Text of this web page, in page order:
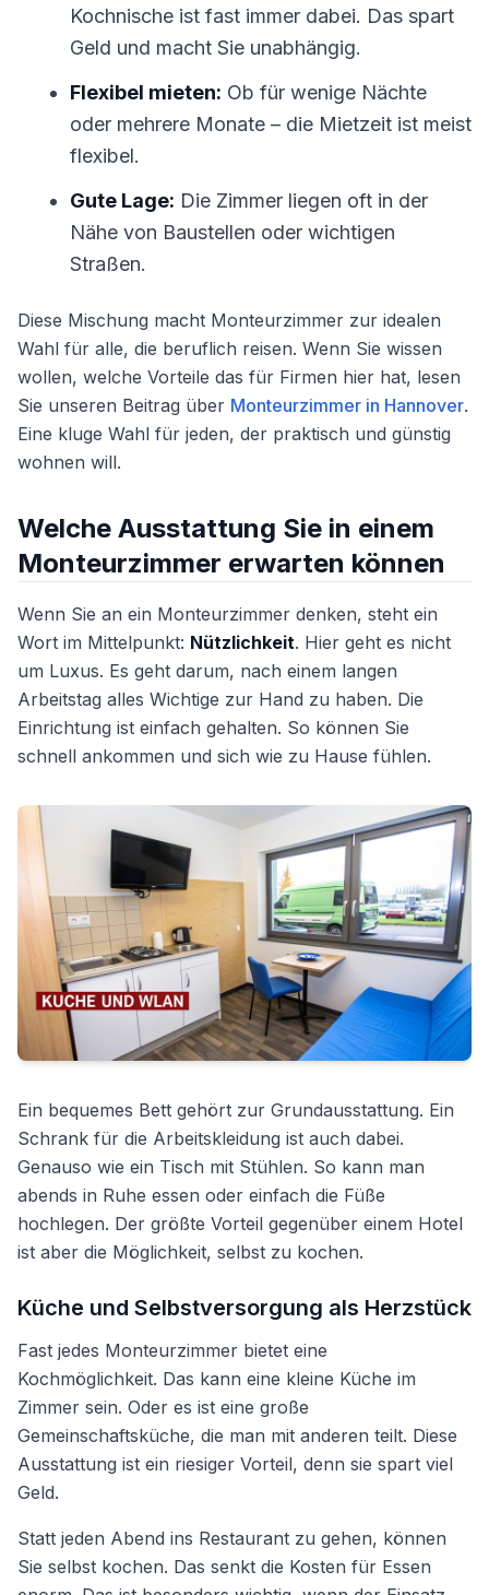
Kochnische ist fast immer dabei. Das spart
Geld und macht Sie unabhängig.
Flexibel mieten: Ob für wenige Nächte
oder mehrere Monate – die Mietzeit ist meist
flexibel.
Gute Lage: Die Zimmer liegen oft in der
Nähe von Baustellen oder wichtigen
Straßen.
Diese Mischung macht Monteurzimmer zur idealen
Wahl für alle, die beruflich reisen. Wenn Sie wissen
wollen, welche Vorteile das für Firmen hier hat, lesen
Sie unseren Beitrag über Monteurzimmer in Hannover.
Eine kluge Wahl für jeden, der praktisch und günstig
wohnen will.
Welche Ausstattung Sie in einem
Monteurzimmer erwarten können
Wenn Sie an ein Monteurzimmer denken, steht ein
Wort im Mittelpunkt: Nützlichkeit. Hier geht es nicht
um Luxus. Es geht darum, nach einem langen
Arbeitstag alles Wichtige zur Hand zu haben. Die
Einrichtung ist einfach gehalten. So können Sie
schnell ankommen und sich wie zu Hause fühlen.
Ein bequemes Bett gehört zur Grundausstattung. Ein
Schrank für die Arbeitskleidung ist auch dabei.
Genauso wie ein Tisch mit Stühlen. So kann man
abends in Ruhe essen oder einfach die Füße
hochlegen. Der größte Vorteil gegenüber einem Hotel
ist aber die Möglichkeit, selbst zu kochen.
Küche und Selbstversorgung als Herzstück
Fast jedes Monteurzimmer bietet eine
Kochmöglichkeit. Das kann eine kleine Küche im
Zimmer sein. Oder es ist eine große
Gemeinschaftsküche, die man mit anderen teilt. Diese
Ausstattung ist ein riesiger Vorteil, denn sie spart viel
Geld.
Statt jeden Abend ins Restaurant zu gehen, können
Sie selbst kochen. Das senkt die Kosten für Essen